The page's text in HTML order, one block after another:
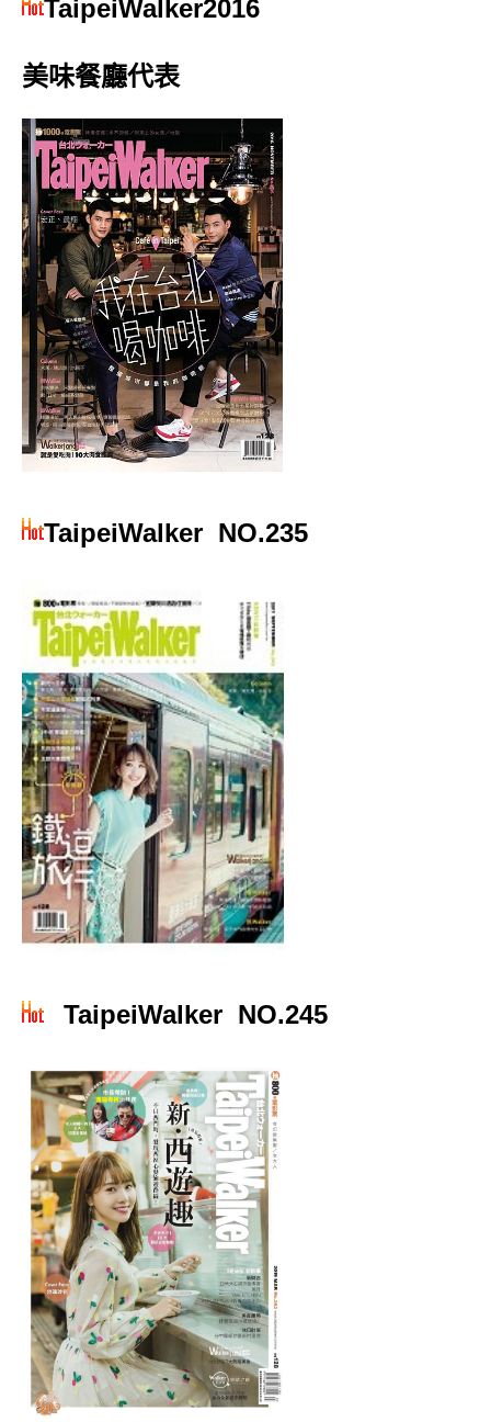
TaipeiWalker2016
美味餐廳代表
TaipeiWalker NO.235
TaipeiWalker NO.245